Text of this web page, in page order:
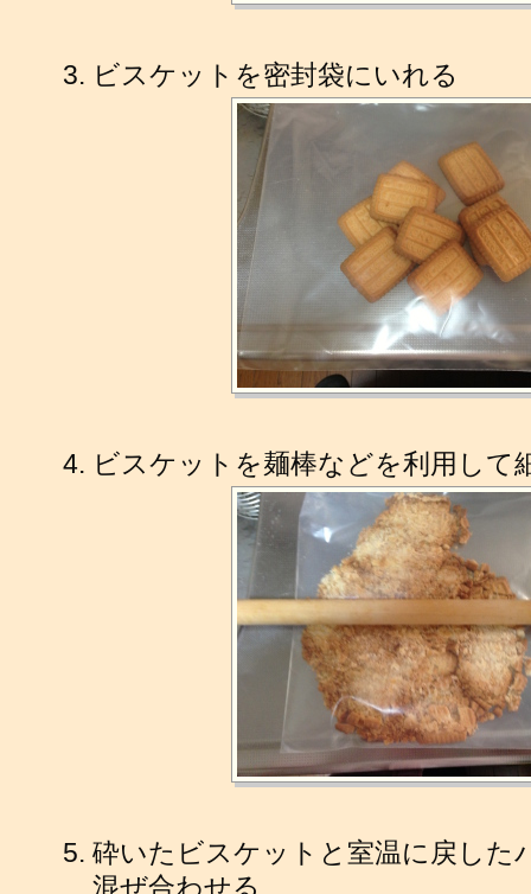
ビスケットを密封袋にいれる
ビスケットを麺棒などを利用して
砕いたビスケットと室温に戻した
混ぜ合わせる